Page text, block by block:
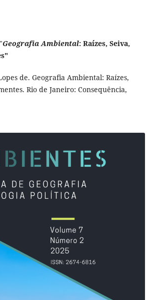
Geografia Ambiental: Raízes, Seiva,
de. Geografia Ambiental: Raízes,
Rio de Janeiro: Consequência,